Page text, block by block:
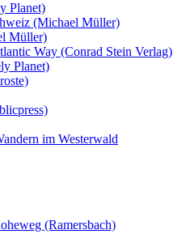
Planet)
(Michael Müller)
Müller)
Way (Conrad Stein Verlag)
Planet)
im Westerwald
(Ramersbach)